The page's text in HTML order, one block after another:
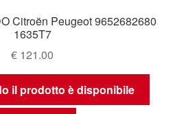
Citroën Peugeot 9652682680
1635T7
€ 121.00
il prodotto è disponibile